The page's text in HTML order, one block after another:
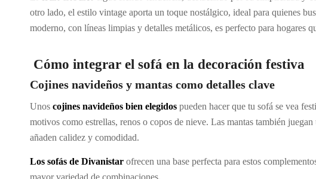
otro lado, el estilo vintage aporta un toque nostálgico, ideal para quienes
moderno, con líneas limpias y detalles metálicos, es perfecto para hogares
Cómo integrar el sofá en la decoración festiva
Cojines navideños y mantas como detalles clave
Unos cojines navideños bien elegidos pueden hacer que tu sofá se vea
motivos como estrellas, renos o copos de nieve. Las mantas también
añaden calidez y comodidad.
Los sofás de Divanistar ofrecen una base perfecta para estos
mayor variedad de combinaciones.